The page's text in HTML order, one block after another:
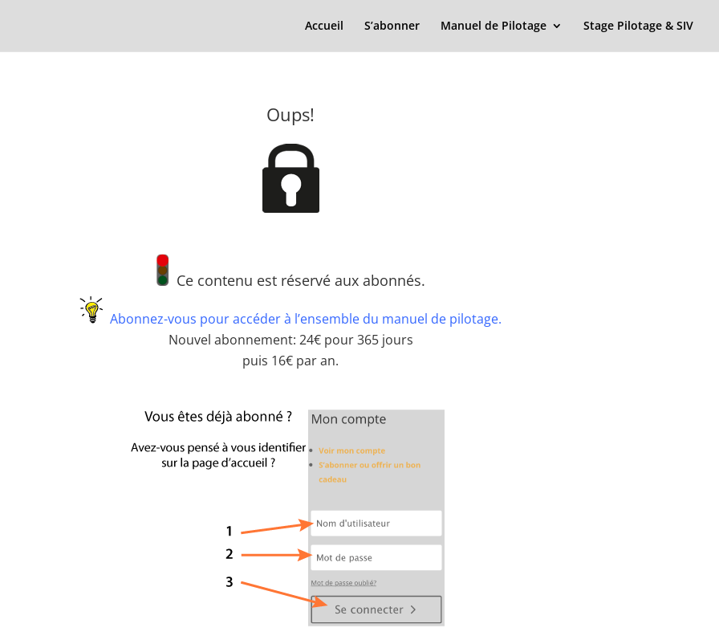
Accueil S’abonner Manuel de Pilotage Stage Pilotage & SIV
Oups!
Ce contenu est réservé aux abonnés.
Abonnez-vous pour accéder à l’ensemble du manuel de pilotage.
Nouvel abonnement: 24€ pour 365 jours
puis 16€ par an.